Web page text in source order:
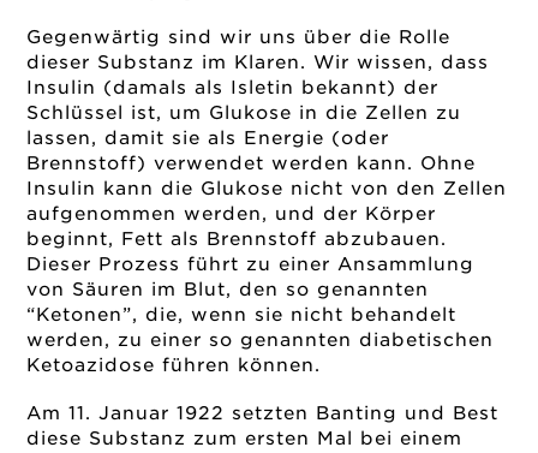
Gegenwärtig sind wir uns über die Rolle
dieser Substanz im Klaren. Wir wissen, dass
Insulin (damals als Isletin bekannt) der
Schlüssel ist, um Glukose in die Zellen zu
lassen, damit sie als Energie (oder
Brennstoff) verwendet werden kann. Ohne
Insulin kann die Glukose nicht von den Zellen
aufgenommen werden, und der Körper
beginnt, Fett als Brennstoff abzubauen.
Dieser Prozess führt zu einer Ansammlung
von Säuren im Blut, den so genannten
“Ketonen”, die, wenn sie nicht behandelt
werden, zu einer so genannten diabetischen
Ketoazidose führen können.
Am 11. Januar 1922 setzten Banting und Best
diese Substanz zum ersten Mal bei einem